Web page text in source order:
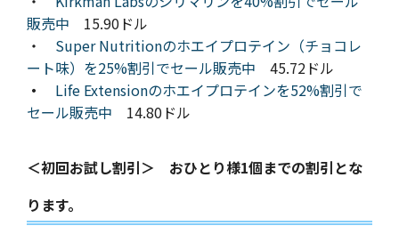
販売中 15.90ドル
・ Super Nutritionのホエイプロテイン（チョコレ
ート味）を25%割引でセール販売中 45.72ドル
・
Life Extensionのホエイプロテインを52%割引で
セール販売中 14.80ドル
＜初回お試し割引＞ おひとり様1個までの割引とな
ります。